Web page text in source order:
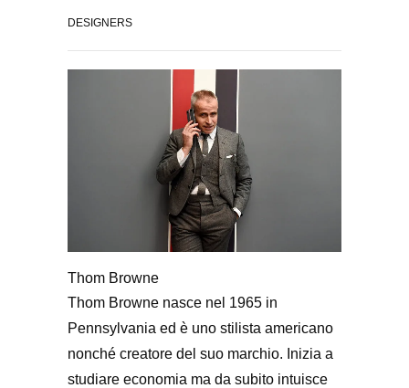
DESIGNERS
Thom Browne
Thom Browne nasce nel 1965 in
Pennsylvania ed è uno stilista americano
nonché creatore del suo marchio. Inizia a
studiare economia ma da subito intuisce